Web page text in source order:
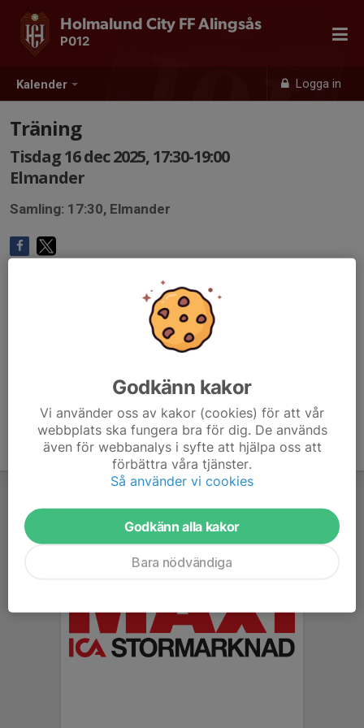
Kalender Logga in
Holmalund City FF Alingsås
P012
Träning
Tisdag 16 dec 2025, 17:30-19:00
Elmander
Samling: 17:30, Elmander
Godkänn kakor
Vi använder oss av kakor (cookies) för att vår
webbplats ska fungera bra för dig. De används
även för webbanalys i syfte att hjälpa oss att
förbättra våra tjänster.
Så använder vi cookies
Godkänn alla kakor
Bara nödvändiga